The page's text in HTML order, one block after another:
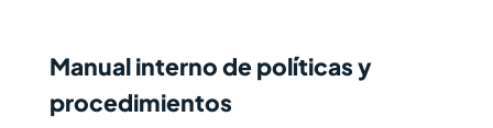
Manual interno de políticas y
procedimientos